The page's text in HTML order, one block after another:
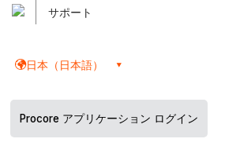
サポート
日本（日本語）
Procore アプリケーション ログイン